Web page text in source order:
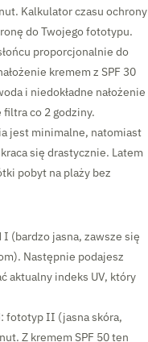
Kalkulator czasu ochrony
do Twojego fototypu.
proporcjonalnie do
kremem z SPF 30
i niedokładne nałożenie
co 2 godziny.
jest minimalne, natomiast
się drastycznie. Latem
pobyt na plaży bez
(bardzo jasna, zawsze się
Następnie podajesz
aktualny indeks UV, który
fototyp II (jasna skóra,
Z kremem SPF 50 ten